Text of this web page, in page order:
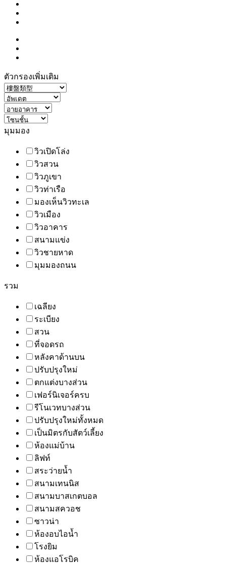
ตัวกรองเพิ่มเติม
มุมมอง
วิวเปิดโล่ง
วิวสวน
วิวภูเขา
วิวท่าเรือ
มองเห็นวิวทะเล
วิวเมือง
วิวอาคาร
สนามแข่ง
วิวชายหาด
มุมมองถนน
รวม
เฉลียง
ระเบียง
สวน
ที่จอดรถ
หลังคาด้านบน
ปรับปรุงใหม่
ตกแต่งบางส่วน
เฟอร์นิเจอร์ครบ
รีโนเวทบางส่วน
ปรับปรุงใหม่ทั้งหมด
เป็นมิตรกับสัตว์เลี้ยง
ห้องแม่บ้าน
ลิฟท์
สระว่ายน้ำ
สนามเทนนิส
สนามบาสเกตบอล
สนามสควอช
ซาวน่า
ห้องอบไอน้ำ
โรงยิม
ห้องแอโรบิค